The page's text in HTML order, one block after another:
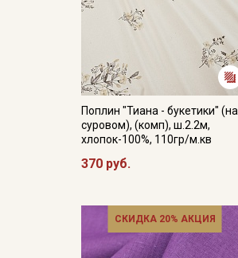
Поплин "Тиана - букетики" (на
суровом), (комп), ш.2.2м,
хлопок-100%, 110гр/м.кв
370 руб.
СКИДКА 20% АКЦИЯ